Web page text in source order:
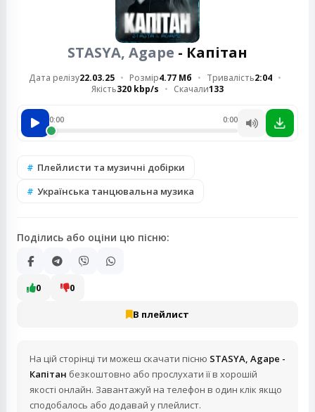
STASYA, Agape - Капітан
Дата релізу22.03.25 Розмір4.77 Мб Тривалість2:04
Якість320 kbp/s Скачали133
0:00 0:00
Плейлисти та музичні добірки
Українська танцювальна музика
Поділись або оціни цю пісню:
0 0
В плейлист
На цій сторінці ти можеш скачати пісню STASYA, Agape -
Капітан безкоштовно або прослухати її в хорошій
якості онлайн. Завантажуй на телефон в один клік якщо
сподобалось або додавай у плейлист.